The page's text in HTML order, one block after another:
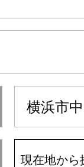
現在地から